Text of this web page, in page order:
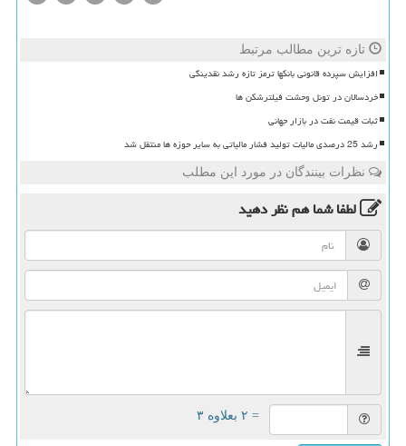
تازه ترین مطالب مرتبط
افزایش سپرده قانونی بانکها ترمز تازه رشد نقدینگی
خردسالان در تونل وحشت فیلترشکن ها
ثبات قیمت نفت در بازار جهانی
رشد 25 درصدی مالیات تولید فشار مالیاتی به سایر حوزه ها منتقل شد
نظرات بینندگان در مورد این مطلب
لطفا شما همنظر دهید
= ۲ بعلاوه ۳